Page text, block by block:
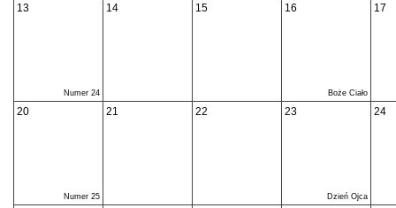
13
Numer 24
14 15 16
Boże Ciało
17
20
Numer 25
21 22 23
Dzień Ojca
24